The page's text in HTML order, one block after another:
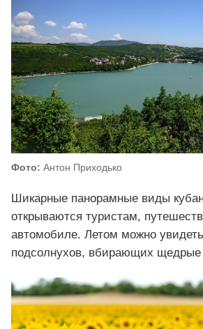
Фото: Антон Приходько
Шикарные панорамные виды
открываются туристам,
автомобиле. Летом можно
подсолнухов, вбирающих щедрые